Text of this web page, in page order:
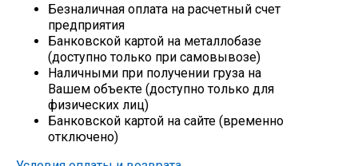
Безналичная оплата на расчетный счет
предприятия
Банковской картой на металлобазе
(доступно только при самовывозе)
Наличными при получении груза на
Вашем объекте (доступно только для
физических лиц)
Банковской картой на сайте (временно
отключено)